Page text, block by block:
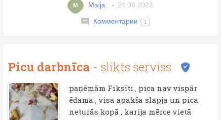
M Maija. 24.08.2023
Комментарии 1
Picu darbnīca - slikts serviss
paņēmām Fiksīti , pica nav vispār
ēdama , visa apakša slapja un pica
neturās kopā , karija mērce vietā